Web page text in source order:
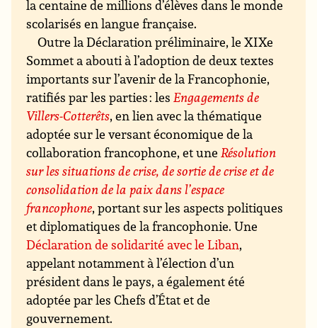
la centaine de millions d’élèves dans le monde
scolarisés en langue française.
Outre la Déclaration préliminaire, le XIXe
Sommet a abouti à l’adoption de deux textes
importants sur l’avenir de la Francophonie,
ratifiés par les parties : lesEngagements de
Villers-Cotterêts, en lien avec la thématique
adoptée sur le versant économique de la
collaboration francophone, et uneRésolution
sur les situations de crise, de sortie de crise et de
consolidation de la paix dans l’espace
francophone, portant sur les aspects politiques
et diplomatiques de la francophonie. Une
Déclaration de solidarité avec le Liban,
appelant notamment à l’élection d’un
président dans le pays, a également été
adoptée par les Chefs d’État et de
gouvernement.